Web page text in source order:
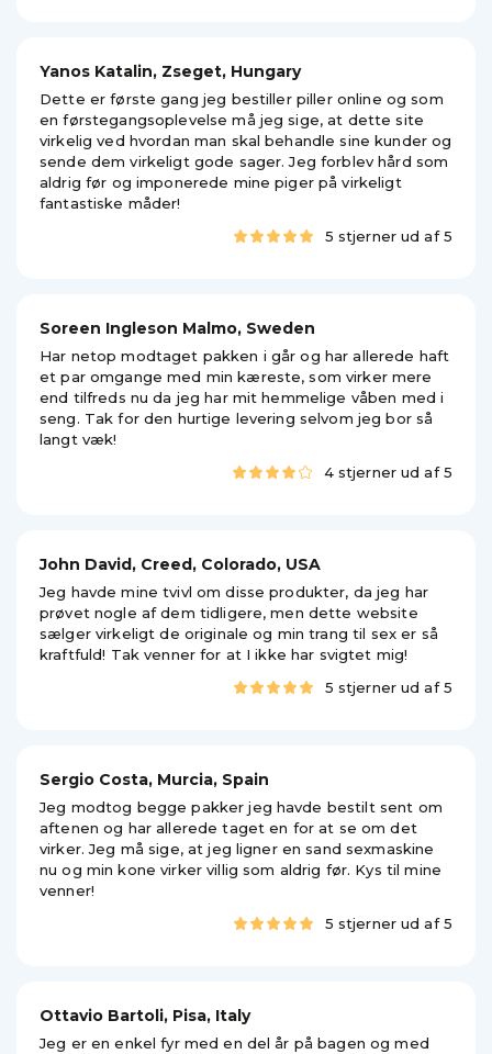
Yanos Katalin, Zseget, Hungary
Dette er første gang jeg bestiller piller online og som
en førstegangsoplevelse må jeg sige, at dette site
virkelig ved hvordan man skal behandle sine kunder og
sende dem virkeligt gode sager. Jeg forblev hård som
aldrig før og imponerede mine piger på virkeligt
fantastiske måder!
5 stjerner ud af 5
Soreen Ingleson Malmo, Sweden
Har netop modtaget pakken i går og har allerede haft
et par omgange med min kæreste, som virker mere
end tilfreds nu da jeg har mit hemmelige våben med i
seng. Tak for den hurtige levering selvom jeg bor så
langt væk!
4 stjerner ud af 5
John David, Creed, Colorado, USA
Jeg havde mine tvivl om disse produkter, da jeg har
prøvet nogle af dem tidligere, men dette website
sælger virkeligt de originale og min trang til sex er så
kraftfuld! Tak venner for at I ikke har svigtet mig!
5 stjerner ud af 5
Sergio Costa, Murcia, Spain
Jeg modtog begge pakker jeg havde bestilt sent om
aftenen og har allerede taget en for at se om det
virker. Jeg må sige, at jeg ligner en sand sexmaskine
nu og min kone virker villig som aldrig før. Kys til mine
venner!
5 stjerner ud af 5
Ottavio Bartoli, Pisa, Italy
Jeg er en enkel fyr med en del år på bagen og med